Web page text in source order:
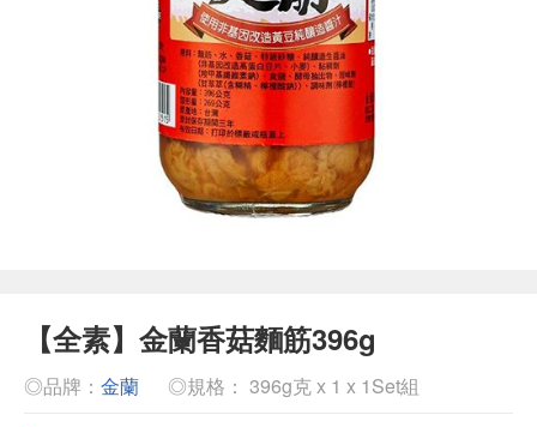
【全素】金蘭香菇麵筋396g
◎品牌： 金蘭 ◎規格： 396g克 x 1 x 1Set組